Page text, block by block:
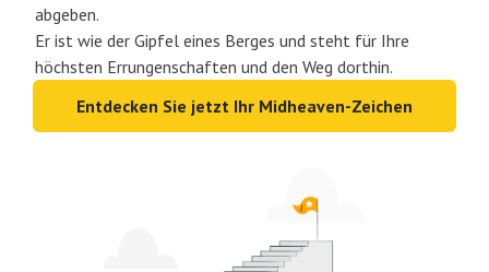
abgeben.
Er ist wie der Gipfel eines Berges und steht für Ihre
höchsten Errungenschaften und den Weg dorthin.
Entdecken Sie jetzt Ihr Midheaven-Zeichen